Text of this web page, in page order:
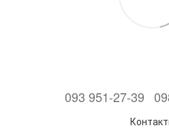
093 951-27-39